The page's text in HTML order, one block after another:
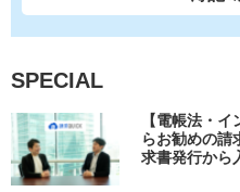
SPECIAL
【電帳法・
らお勧めの請
求書発行から